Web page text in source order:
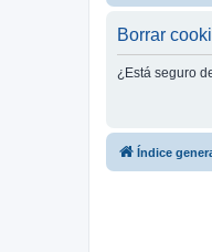
Borrar
¿Está seguro
Índice